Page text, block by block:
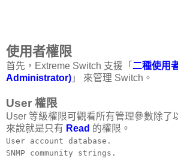
使用者權限
首先，Extreme Switch 支援「 二種使用
Administrator) 」 來管理 Switch。
User 權限
User 等級權限可觀看所有管理參數除了
來說就是只有 Read 的權限。
User account database.
SNMP community strings.